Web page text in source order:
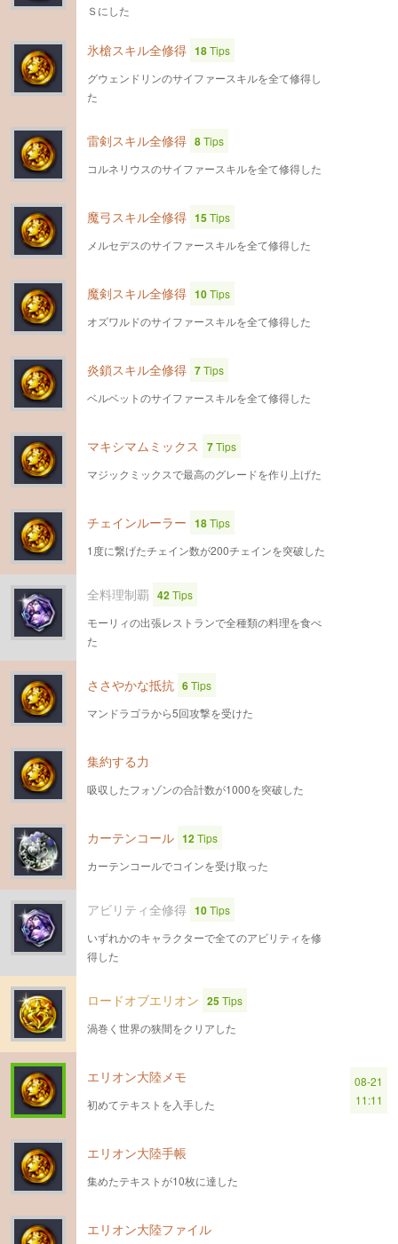
Ｓにした
氷槍スキル全修得 18Tips
グウェンドリンのサイファースキルを全て修得し
た
雷剣スキル全修得 8Tips
コルネリウスのサイファースキルを全て修得した
魔弓スキル全修得 15Tips
メルセデスのサイファースキルを全て修得した
魔剣スキル全修得 10Tips
オズワルドのサイファースキルを全て修得した
炎鎖スキル全修得 7Tips
ベルベットのサイファースキルを全て修得した
マキシマムミックス 7Tips
マジックミックスで最高のグレードを作り上げた
チェインルーラー 18Tips
1度に繋げたチェイン数が200チェインを突破した
全料理制覇 42Tips
モーリィの出張レストランで全種類の料理を食べ
た
ささやかな抵抗 6Tips
マンドラゴラから5回攻撃を受けた
集約する力
吸収したフォゾンの合計数が1000を突破した
カーテンコール 12Tips
カーテンコールでコインを受け取った
アビリティ全修得 10Tips
いずれかのキャラクターで全てのアビリティを修
得した
ロードオブエリオン 25Tips
渦巻く世界の狭間をクリアした
エリオン大陸メモ
初めてテキストを入手した
08-21
11:11
エリオン大陸手帳
集めたテキストが10枚に達した
エリオン大陸ファイル